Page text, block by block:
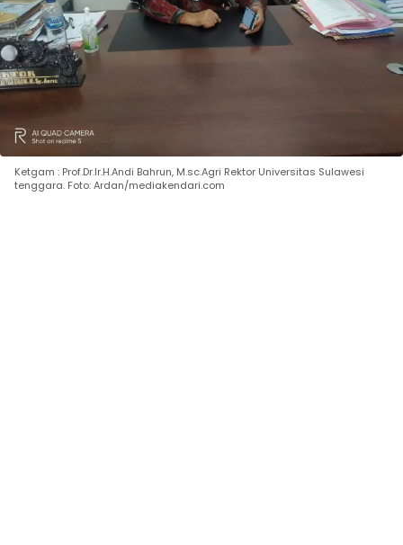
Ketgam : Prof.Dr.Ir.H.Andi Bahrun, M.sc.Agri Rektor Universitas Sulawesi
tenggara. Foto: Ardan/mediakendari.com